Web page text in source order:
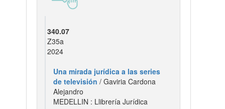
340.07
Z35a
2024
Una mirada jurídica a las series
de televisión / Gaviria Cardona
Alejandro
MEDELLIN : Llibrería Jurídica